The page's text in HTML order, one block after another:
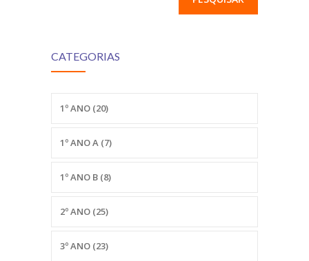
CATEGORIAS
1º ANO (20)
1º ANO A (7)
1º ANO B (8)
2º ANO (25)
3º ANO (23)